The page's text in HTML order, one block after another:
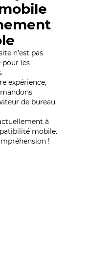
n’est pas
pour les
expérience,
de bureau
à
mobile.
!